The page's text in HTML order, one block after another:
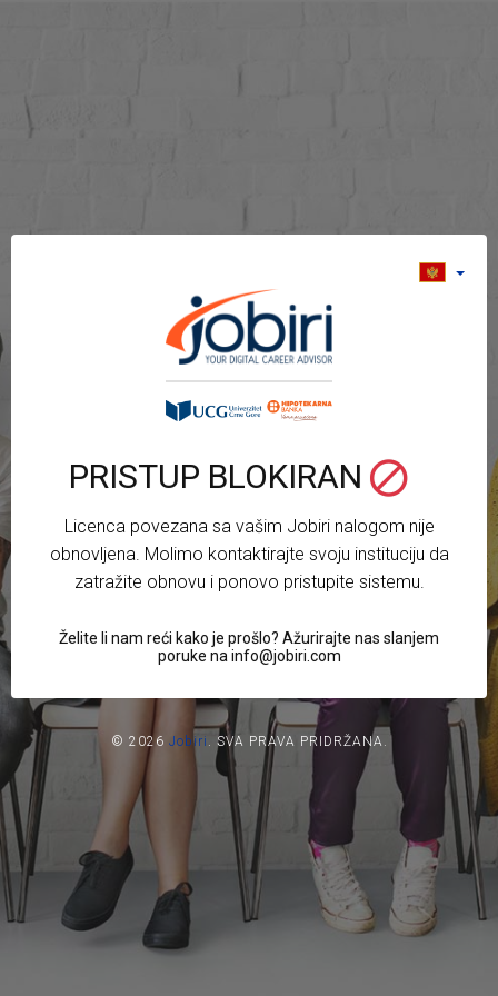
PRISTUP BLOKIRAN
Licenca povezana sa vašim Jobiri nalogom nije
obnovljena. Molimo kontaktirajte svoju instituciju da
zatražite obnovu i ponovo pristupite sistemu.
Želite li nam reći kako je prošlo? Ažurirajte nas slanjem
poruke na info@jobiri.com
© 2026 Jobiri SVA PRAVA PRIDRŽANA.